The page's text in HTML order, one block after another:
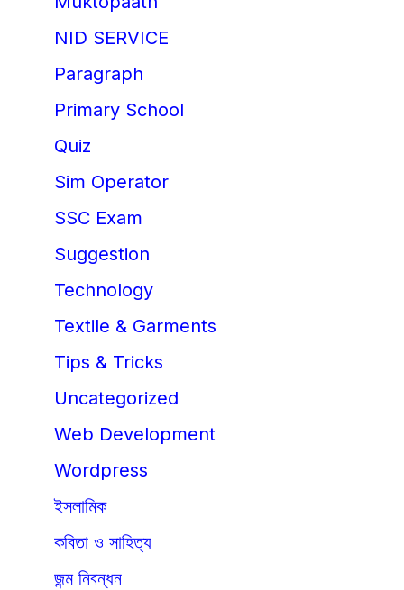
NID SERVICE
Paragraph
Primary School
Quiz
Sim Operator
SSC Exam
Suggestion
Technology
Textile & Garments
Tips & Tricks
Uncategorized
Web Development
Wordpress
ইসলামিক
কবিতা ও সাহিত্য
জন্ম নিবন্ধন